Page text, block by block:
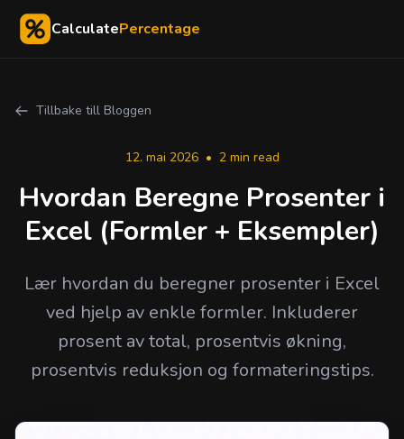
CalculatePercentage
Tillbake till Bloggen
12. mai 2026 • 2 min read
Hvordan Beregne Prosenter i
Excel (Formler + Eksempler)
Lær hvordan du beregner prosenter i Excel
ved hjelp av enkle formler. Inkluderer
prosent av total, prosentvis økning,
prosentvis reduksjon og formateringstips.